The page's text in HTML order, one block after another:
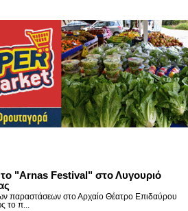
"Arnas Festival" στο Λυγουριό
παραστάσεων στο Αρχαίο Θέατρο Επιδαύρου
το π...